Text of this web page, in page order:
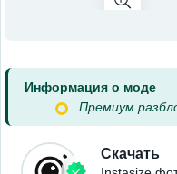
Информация о моде
Премиум
Скачать